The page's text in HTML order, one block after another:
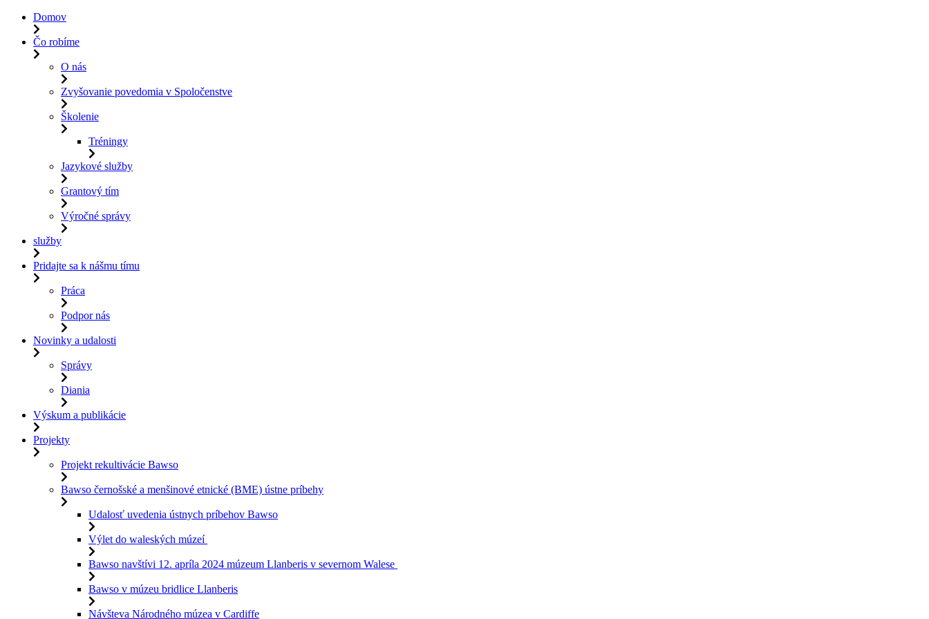
Domov
Čo robíme
O nás
Zvyšovanie povedomia v Spoločenstve
Školenie
Tréningy
Jazykové služby
Grantový tím
Výročné správy
služby
Pridajte sa k nášmu tímu
Práca
Podpor nás
Novinky a udalosti
Správy
Diania
Výskum a publikácie
Projekty
Projekt rekultivácie Bawso
Bawso černošské a menšinové etnické (BME) ústne príbehy
Udalosť uvedenia ústnych príbehov Bawso
Výlet do waleských múzeí
Bawso navštívi 12. apríla 2024 múzeum Llanberis v severnom Walese
Bawso v múzeu bridlice Llanberis
Návšteva Národného múzea v Cardiffe